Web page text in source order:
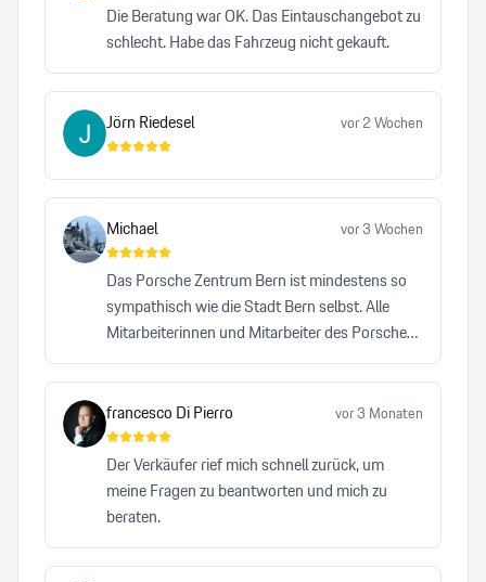
Die Beratung war OK. Das Eintauschangebot zu
schlecht. Habe das Fahrzeug nicht gekauft.
Jörn Riedesel vor 2 Wochen
Michael vor 3 Wochen
Das Porsche Zentrum Bern ist mindestens so
sympathisch wie die Stadt Bern selbst. Alle
Mitarbeiterinnen und Mitarbeiter des Porsche
Zentrums Bern leisten einen bemerkenswerten
Beitrag dazu, dass die Traditionsmarke Porsche
auf höchstem Niveau repräsentiert wird. Kein
anderes Autohaus, das ich bisher besucht habe,
hat mich mit einer vergleichbaren Herzlichkeit,
Professionalität und Zuverlässigkeit überzeugt.
francesco Di Pierro vor 3 Monaten
Der Verkäufer rief mich schnell zurück, um
meine Fragen zu beantworten und mich zu
beraten.